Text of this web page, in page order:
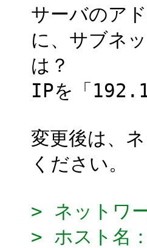
サーバのア
に、サブネ
は？
IPを「
変更後は、
ください。
> ネットワ
> ホスト名